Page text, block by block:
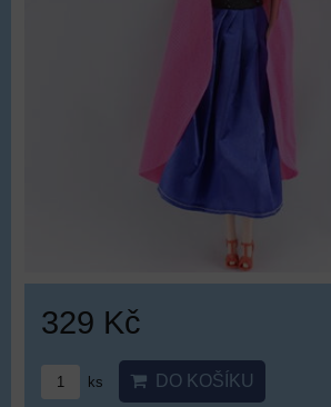
329 Kč
ks DO KOŠÍKU